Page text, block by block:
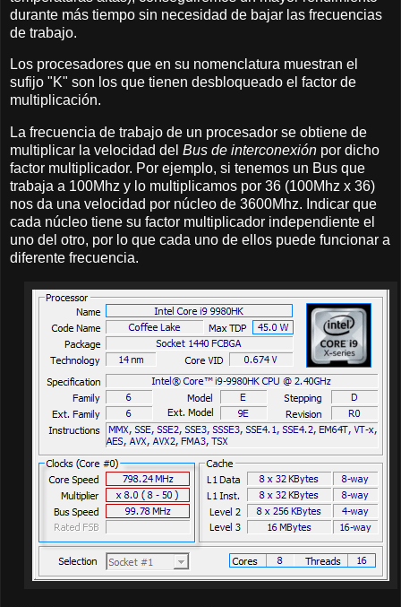
durante más tiempo sin necesidad de bajar las frecuencias
de trabajo.
Los procesadores que en su nomenclatura muestran el
sufijo "K" son los que tienen desbloqueado el factor de
multiplicación.
La frecuencia de trabajo de un procesador se obtiene de
multiplicar la velocidad del Bus de interconexión por dicho
factor multiplicador. Por ejemplo, si tenemos un Bus que
trabaja a 100Mhz y lo multiplicamos por 36 (100Mhz x 36)
nos da una velocidad por núcleo de 3600Mhz. Indicar que
cada núcleo tiene su factor multiplicador independiente el
uno del otro, por lo que cada uno de ellos puede funcionar a
diferente frecuencia.